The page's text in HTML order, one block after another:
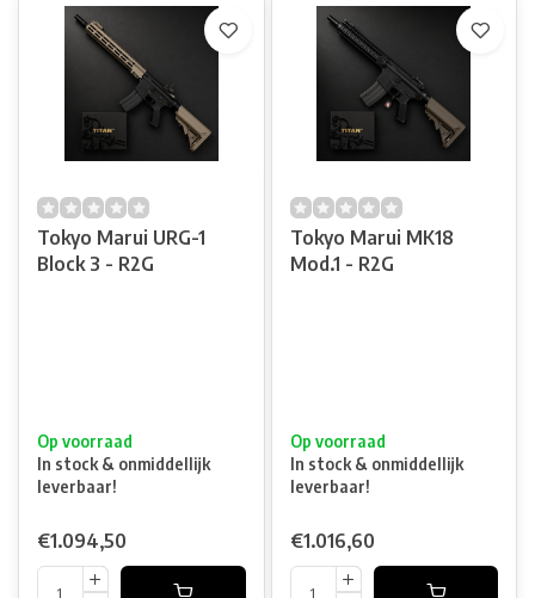
Tokyo Marui URG-1
Block 3 - R2G
Op voorraad
In stock & onmiddellijk
leverbaar!
€1.094,50
Tokyo Marui MK18
Mod.1 - R2G
Op voorraad
In stock & onmiddellijk
leverbaar!
€1.016,60